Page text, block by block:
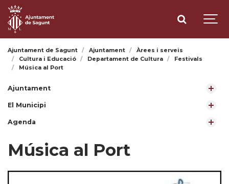
Ajuntament de Sagunt Ajuntament
Àrees i serveis
Cultura i Educació
Departament de Cultura
Festivals
Música al Port
Ajuntament
El Municipi
Agenda
Música al Port